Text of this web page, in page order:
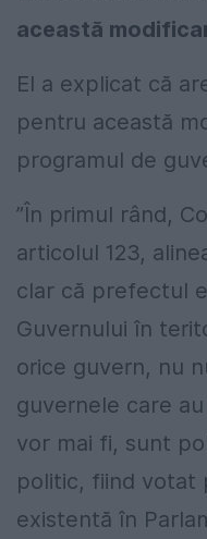
această
El a explicat că
pentru această
programul de
”În primul rând,
articolul 123,
clar că prefectul
Guvernului în
orice guvern, nu
guvernele care
vor mai fi, sunt
politic, fiind votat
existentă în